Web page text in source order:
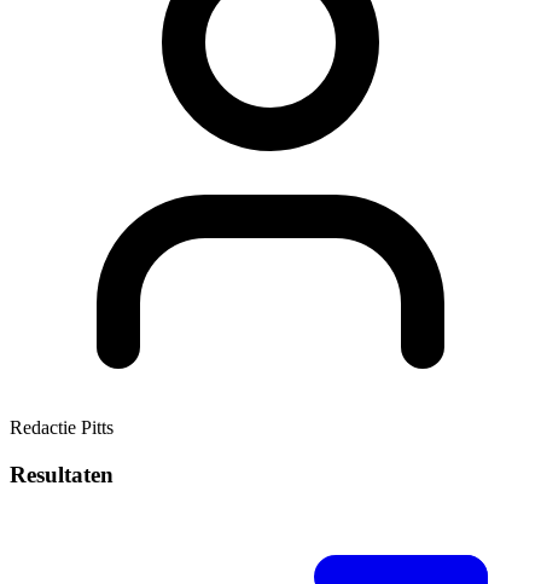
Redactie Pitts
Resultaten